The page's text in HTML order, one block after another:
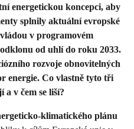
energetickou koncepci, aby
splnily aktuální evropské
v programovém
od uhlí do roku 2033.
rozvoje obnovitelných
energie. Co vlastně tyto tři
a v čem se liší?
klimatického plánu